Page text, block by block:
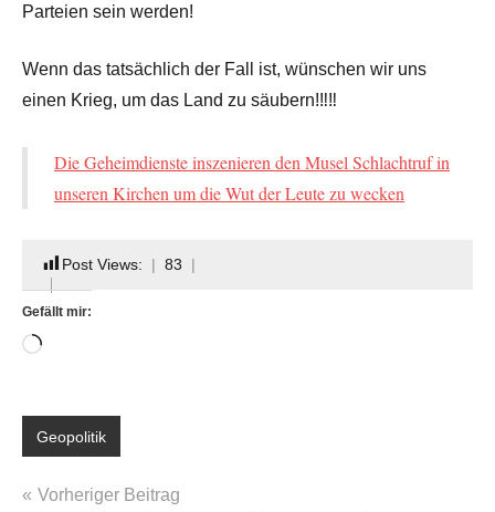
Parteien sein werden!
Wenn das tatsächlich der Fall ist, wünschen wir uns
einen Krieg, um das Land zu säubern!‼‼
Die Geheimdienste inszenieren den Musel Schlachtruf in
unseren Kirchen um die Wut der Leute zu wecken
Post Views: 83
Gefällt mir:
Wird
Schlagwörter:
Deutschland,
Geopolitik
Beitragsnavigation
Vorheriger Beitrag